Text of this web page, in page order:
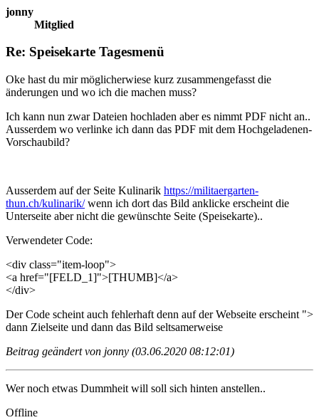
jonny
Mitglied
Re: Speisekarte Tagesmenü
Oke hast du mir möglicherwiese kurz zusammengefasst die
änderungen und wo ich die machen muss?
Ich kann nun zwar Dateien hochladen aber es nimmt PDF nicht an..
Ausserdem wo verlinke ich dann das PDF mit dem Hochgeladenen-
Vorschaubild?
Ausserdem auf der Seite Kulinarik https://militaergarten-
thun.ch/kulinarik/wenn ich dort das Bild anklicke erscheint die
Unterseite aber nicht die gewünschte Seite (Speisekarte)..
Verwendeter Code:
<div class="item-loop">
<a href="[FELD_1]">[THUMB]</a>
</div>
Der Code scheint auch fehlerhaft denn auf der Webseite erscheint ">
dann Zielseite und dann das Bild seltsamerweise
Beitrag geändert von jonny (03.06.2020 08:12:01)
Wer noch etwas Dummheit will soll sich hinten anstellen..
Offline